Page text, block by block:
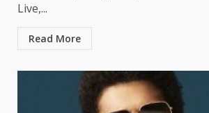
Live,...
Read More